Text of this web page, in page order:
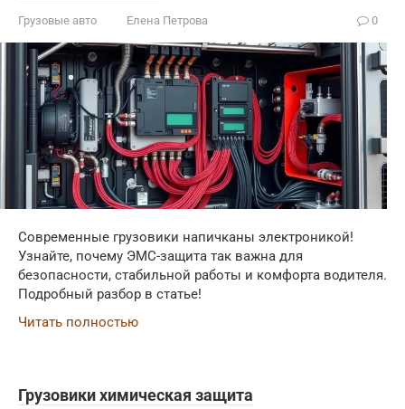
Грузовые авто Елена Петрова 0
Современные грузовики напичканы электроникой!
Узнайте, почему ЭМС-защита так важна для
безопасности, стабильной работы и комфорта водителя.
Подробный разбор в статье!
Читать полностью
Грузовики химическая защита